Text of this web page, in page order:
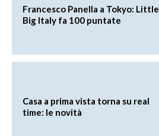
Francesco Panella a Tokyo: Little
Big Italy fa 100 puntate
Casa a prima vista torna su real
time: le novità